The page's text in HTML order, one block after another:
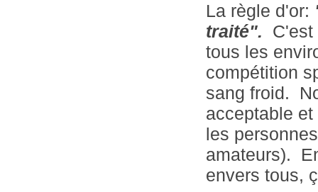
La règle d'or:
traité". C'est
tous les
compétition
sang froid.
acceptable
les
amateurs).
envers tous,